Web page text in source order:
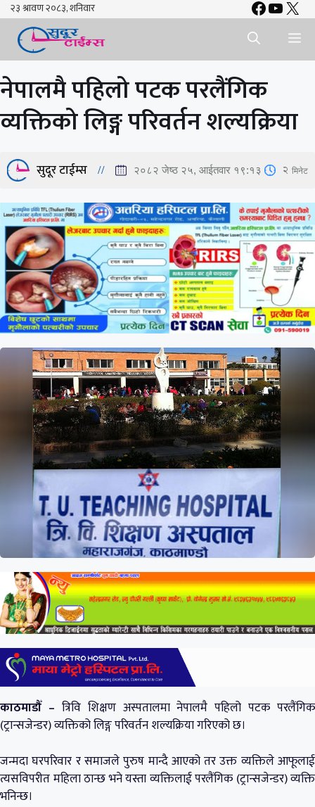
Skip
content
X
नेपालमै पहिलो पटक परलैंगिक
व्यक्तिको लिङ्ग परिवर्तन शल्यक्रिया
सुदूर टाईम्स २०८२ जेष्ठ २५, आईतवार १९:१३ 2 मिनेट
काठमाडौँ – त्रिवि शिक्षण अस्पतालमा नेपालमै पहिलो पटक परलैंगिक
(ट्रान्सजेन्डर) व्यक्तिको लिङ्ग परिवर्तन शल्यक्रिया गरिएको छ।
जन्मदा घरपरिवार र समाजले पुरुष मान्दै आएको तर उक्त व्यक्तिले आफूलाई
त्यसविपरीत महिला ठान्छ भने यस्ता व्यक्तिलाई परलैंगिक (ट्रान्सजेन्डर) व्यक्ति
भनिन्छ।